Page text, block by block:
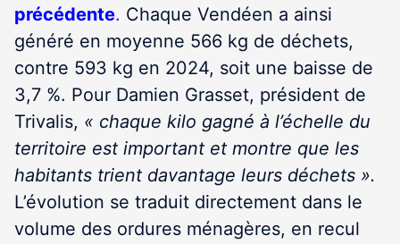
précédente. Chaque Vendéen a ainsi
généré en moyenne 566 kg de déchets,
contre 593 kg en 2024, soit une baisse de
3,7 %. Pour Damien Grasset, président de
Trivalis, « chaque kilo gagné à l’échelle du
territoire est important et montre que les
habitants trient davantage leurs déchets ».
L’évolution se traduit directement dans le
volume des ordures ménagères, en recul